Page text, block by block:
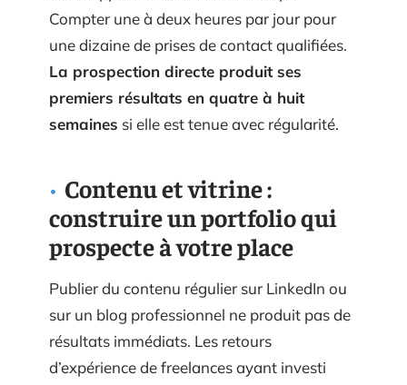
Compter une à deux heures par jour pour
une dizaine de prises de contact qualifiées.
La prospection directe produit ses
premiers résultats en quatre à huit
semaines si elle est tenue avec régularité.
Contenu et vitrine :
construire un portfolio qui
prospecte à votre place
Publier du contenu régulier sur LinkedIn ou
sur un blog professionnel ne produit pas de
résultats immédiats. Les retours
d’expérience de freelances ayant investi